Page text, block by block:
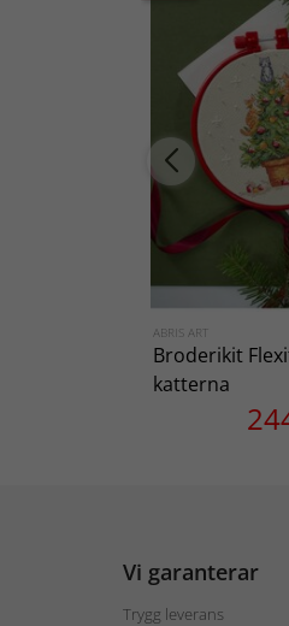
ABRIS ART
Broderikit
katterna
Vi garanterar
Trygg leverans